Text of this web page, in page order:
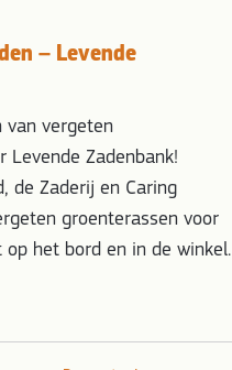
– Levende
van vergeten
Levende Zadenbank!
de Zaderij en Caring
groenterassen voor
het bord en in de winkel.